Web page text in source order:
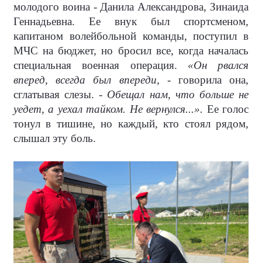
молодого воина - Данила Александрова, Зинаида
Геннадьевна. Ее внук был спортсменом,
капитаном волейбольной команды, поступил в
МЧС на бюджет, но бросил все, когда началась
специальная военная операция. «Он рвался
вперед, всегда был впереди, - говорила она,
сглатывая слезы. - Обещал нам, что больше не
уедет, а уехал тайком. Не вернулся...». Ее голос
тонул в тишине, но каждый, кто стоял рядом,
слышал эту боль.